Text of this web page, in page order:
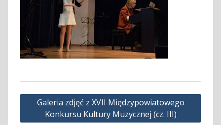
Nawigacja
wpisu
Galeria zdjęć z XVII Międzypowiatowego
Konkursu Kultury Muzycznej (cz. III)